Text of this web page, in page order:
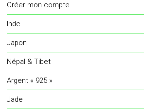
Créer mon compte
Inde
Japon
Népal & Tibet
Argent « 925 »
Jade